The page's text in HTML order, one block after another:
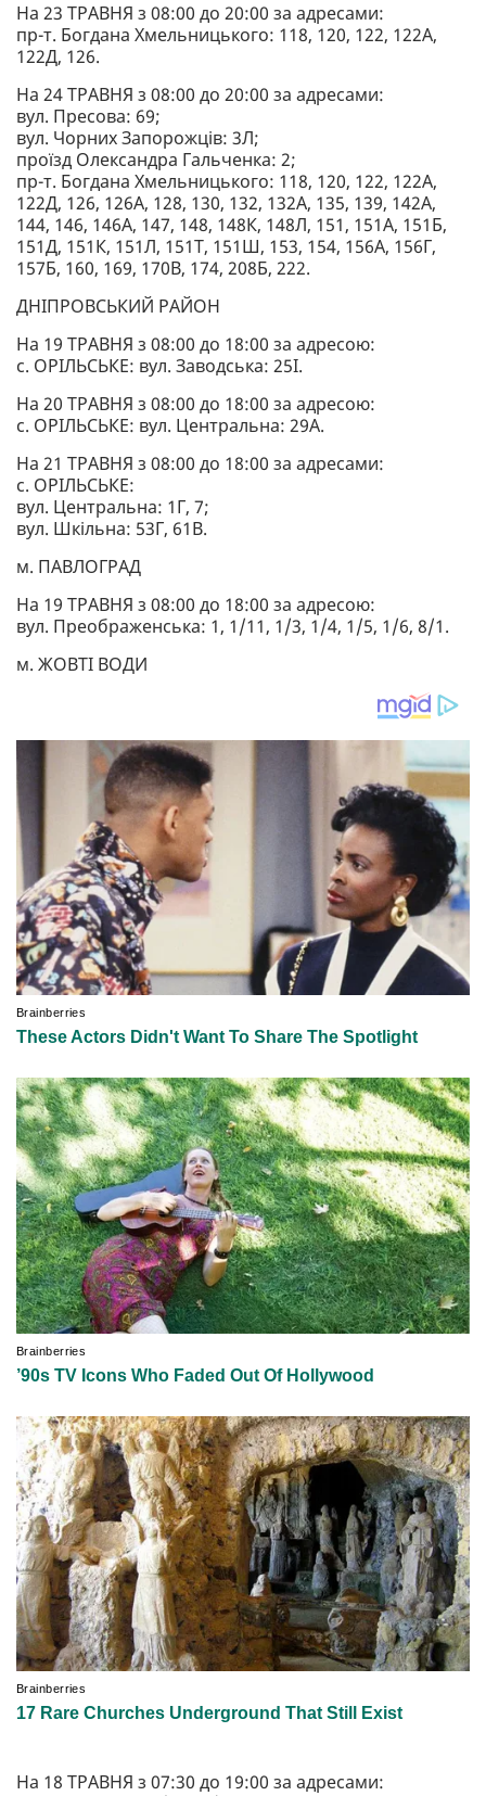
На 23 ТРАВНЯ з 08:00 до 20:00 за адресами:
пр-т. Богдана Хмельницького: 118, 120, 122, 122А,
122Д, 126.
На 24 ТРАВНЯ з 08:00 до 20:00 за адресами:
вул. Пресова: 69;
вул. Чорних Запорожців: 3Л;
проїзд Олександра Гальченка: 2;
пр-т. Богдана Хмельницького: 118, 120, 122, 122А,
122Д, 126, 126А, 128, 130, 132, 132А, 135, 139, 142А,
144, 146, 146А, 147, 148, 148К, 148Л, 151, 151А, 151Б,
151Д, 151К, 151Л, 151Т, 151Ш, 153, 154, 156А, 156Г,
157Б, 160, 169, 170В, 174, 208Б, 222.
ДНІПРОВСЬКИЙ РАЙОН
На 19 ТРАВНЯ з 08:00 до 18:00 за адресою:
с. ОРІЛЬСЬКЕ: вул. Заводська: 25І.
На 20 ТРАВНЯ з 08:00 до 18:00 за адресою:
с. ОРІЛЬСЬКЕ: вул. Центральна: 29А.
На 21 ТРАВНЯ з 08:00 до 18:00 за адресами:
с. ОРІЛЬСЬКЕ:
вул. Центральна: 1Г, 7;
вул. Шкільна: 53Г, 61В.
м. ПАВЛОГРАД
На 19 ТРАВНЯ з 08:00 до 18:00 за адресою:
вул. Преображенська: 1, 1/11, 1/3, 1/4, 1/5, 1/6, 8/1.
м. ЖОВТІ ВОДИ
На 18 ТРАВНЯ з 07:30 до 19:00 за адресами: